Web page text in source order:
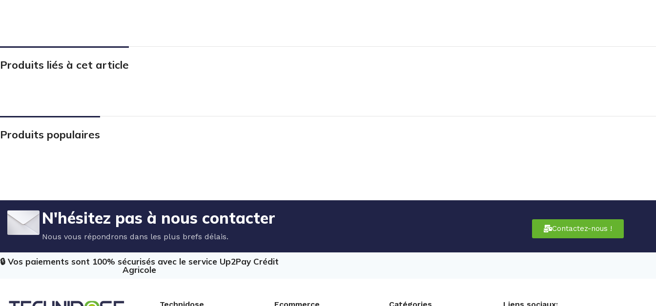
Produits liés à cet article
Produits populaires
N'hésitez pas à nous contacter
Nous vous répondrons dans les plus brefs délais.
Contactez-nous !
🔒 Vos paiements sont 100% sécurisés avec le service Up2Pay Crédit
Agricole